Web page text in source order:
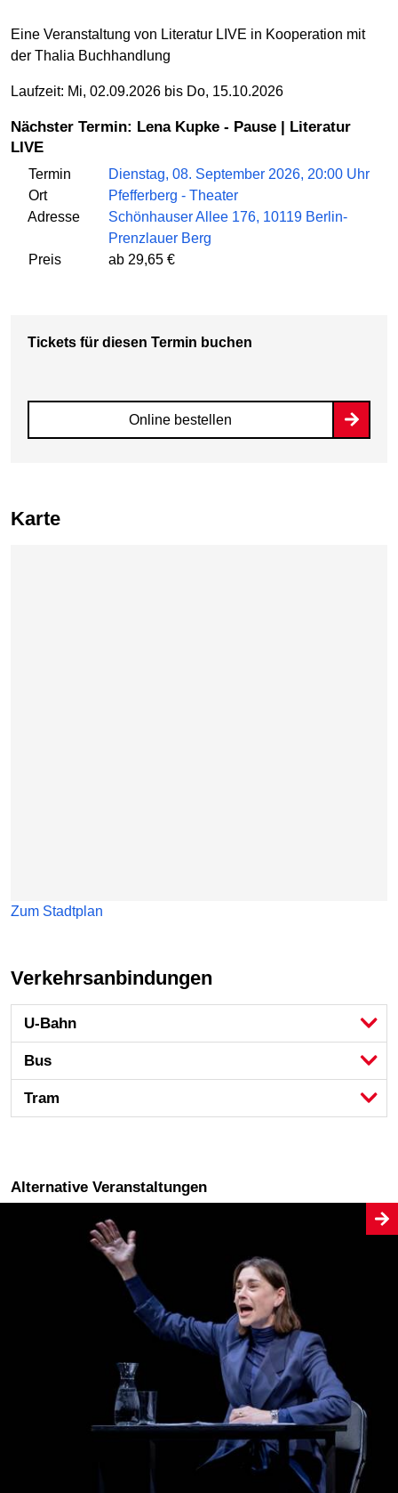
Eine Veranstaltung von Literatur LIVE in Kooperation mit
der Thalia Buchhandlung
Laufzeit: Mi, 02.09.2026 bis Do, 15.10.2026
Nächster Termin: Lena Kupke - Pause | Literatur
LIVE
Termin
Dienstag, 08. September 2026, 20:00 Uhr
Ort
Pfefferberg - Theater
Adresse
Schönhauser Allee 176, 10119 Berlin-
Prenzlauer Berg
Preis
ab 29,65 €
Tickets für diesen Termin buchen
Online bestellen
Karte
Zum Stadtplan
Verkehrsanbindungen
U-Bahn
Bus
Tram
Alternative Veranstaltungen